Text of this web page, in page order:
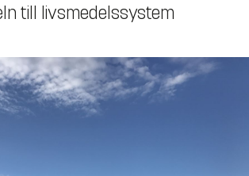
till livsmedelssystem